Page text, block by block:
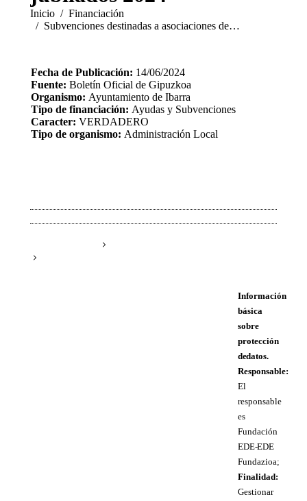
Estás aquí:
Inicio
Financiación
Subvenciones destinadas a asociaciones de…
Fecha de Publicación: 14/06/2024
Fuente: Boletín Oficial de Gipuzkoa
Organismo: Ayuntamiento de Ibarra
Tipo de financiación: Ayudas y Subvenciones
Caracter: VERDADERO
Tipo de organismo: Administración Local
Información
básica
sobre
protección
de datos.
Responsable:
El
responsable
es
Fundación
EDE- EDE
Fundazioa;
Finalidad:
Gestionar